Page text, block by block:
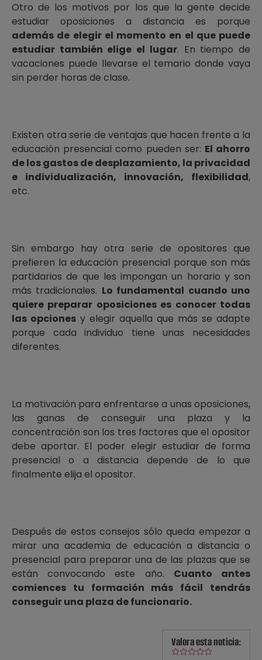
Otro de los motivos por los que la gente decide
estudiar oposiciones a distancia es porque
además de elegir el momento en el que puede
estudiar también elige el lugar. En tiempo de
vacaciones puede llevarse el temario donde vaya
sin perder horas de clase.
Existen otra serie de ventajas que hacen frente a la
educación presencial como pueden ser: El ahorro
de los gastos de desplazamiento, la privacidad
e individualización, innovación, flexibilidad,
etc.
Sin embargo hay otra serie de opositores que
prefieren la educación presencial porque son más
partidarios de que les impongan un horario y son
más tradicionales. Lo fundamental cuando uno
quiere preparar oposiciones es conocer todas
las opciones y elegir aquella que más se adapte
porque cada individuo tiene unas necesidades
diferentes.
La motivación para enfrentarse a unas oposiciones,
las ganas de conseguir una plaza y la
concentración son los tres factores que el opositor
debe aportar. El poder elegir estudiar de forma
presencial o a distancia depende de lo que
finalmente elija el opositor.
Después de estos consejos sólo queda empezar a
mirar una academia de educación a distancia o
presencial para preparar una de las plazas que se
están convocando este año. Cuanto antes
comiences tu formación más fácil tendrás
conseguir una plaza de funcionario.
Valora esta noticia: